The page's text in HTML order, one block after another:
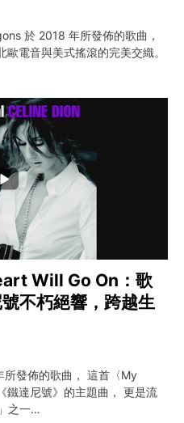
於 2018 年所發佈的歌曲，
電音與美式搖滾的完美交織。
Will Go On：歌
不朽絕響，跨越生
發佈的歌曲， 這首〈My
鐵達尼號》的主題曲， 更是流
之一…